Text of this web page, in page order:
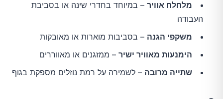
מלחלח אוויר – במיוחד בחדרי שינה או בסביבת
העבודה
משקפי הגנה – בסביבות מוארות או מאובקות
הימנעות מאוויר ישיר – ממזגנים או מאווררים
שתייה מרובה – לשמירה על רמת נוזלים מספקת בגוף